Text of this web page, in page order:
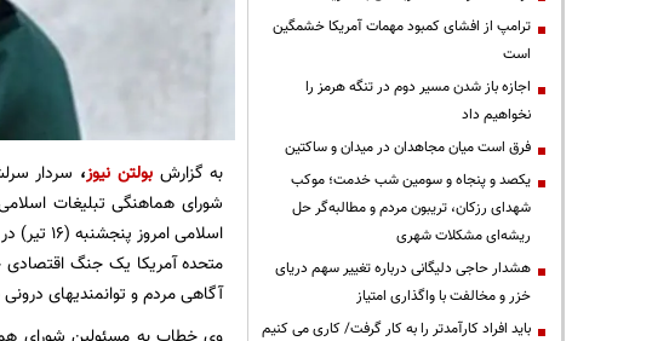
به گزارشبولتن نیوز، سردار
شورای هماهنگی تبلیغات
اسلامی
متحده آمریکا یک جنگ اقتصادی
آگاهی مردم و توانمندیهای
ترامپ از افشای کمبود مهمات آمریکا خشمگین
است
اجازه باز شدن مسیر دوم در تنگه هرمز را
نخواهیم داد
فرق است میان مجاهدان در میدان و ساکتین
یکصد و پنجاه و سومین شب خدمت؛ موکب
شهدای رزکان، تریبون مردم و مطالبه‌گر حل
ریشه‌ای مشکلات شهری
هشدار حاجی دلیگانی درباره تغییر سهم دریای
خزر و مخالفت با واگذاری امتیاز
باید افراد کارآمدتر را به کار گرفت/ کاری می کنیم